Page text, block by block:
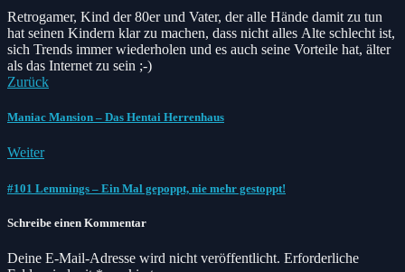
Retrogamer, Kind der 80er und Vater, der alle Hände damit zu tun
hat seinen Kindern klar zu machen, dass nicht alles Alte schlecht ist,
sich Trends immer wiederholen und es auch seine Vorteile hat, älter
als das Internet zu sein ;-)
Zurück
Maniac Mansion – Das Hentai Herrenhaus
Weiter
#101 Lemmings – Ein Mal gepoppt, nie mehr gestoppt!
Schreibe einen Kommentar
Deine E-Mail-Adresse wird nicht veröffentlicht. Erforderliche